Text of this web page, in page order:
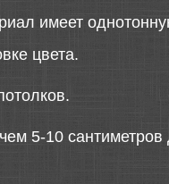
имеет
цвета.
5-10 сантиметров